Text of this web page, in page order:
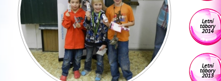
Letní
tábory
2014
Letní
tábory
2013